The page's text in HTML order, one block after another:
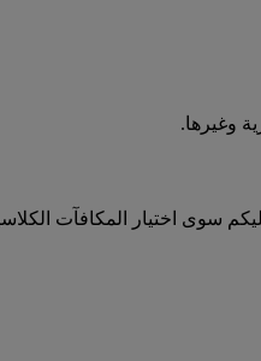
وغيرها.
اختيار المكافآت